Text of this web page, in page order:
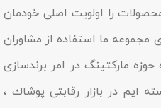
را اولویت اصلی خودمان
مجموعه ما استفاده از مشاوران
مارکتینگ در امر برندسازى
ایم در بازار رقابتى پوشاك ،